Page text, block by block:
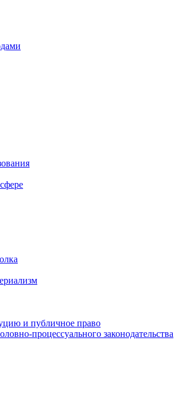
и публичное право
процессуального законодательства